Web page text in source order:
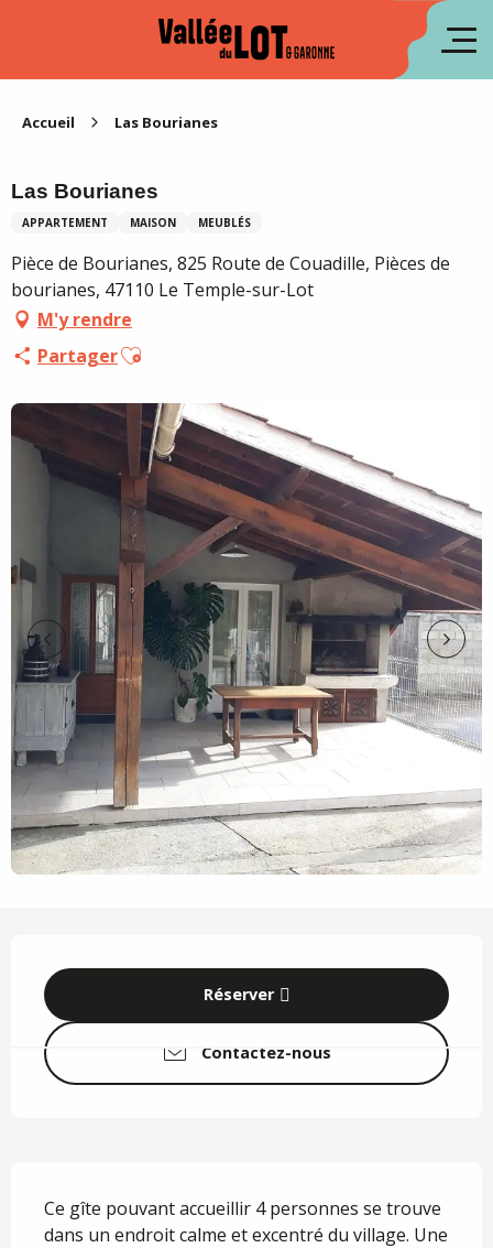
Accueil Las Bourianes
Las Bourianes
APPARTEMENT MAISON MEUBLÉS
Pièce de Bourianes, 825 Route de Couadille, Pièces de
bourianes, 47110 Le Temple-sur-Lot
M'y rendre
PartagerAjouter aux favoris
Réserver
Contactez-nous
Ce gîte pouvant accueillir 4 personnes se trouve
dans un endroit calme et excentré du village. Une